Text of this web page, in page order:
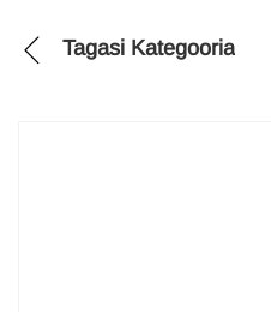
Tagasi Kategooria